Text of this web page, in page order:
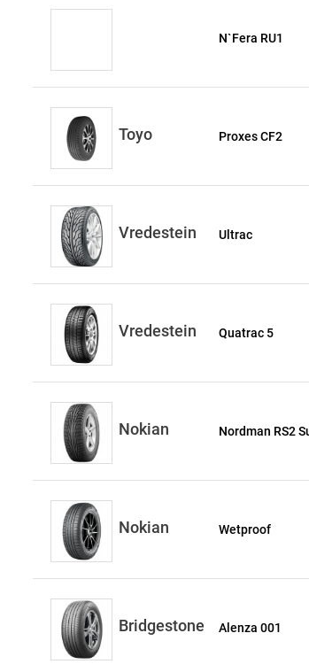
N`Fera RU1
Toyo Proxes CF2
Vredestein Ultrac
Vredestein Quatrac 5
Nokian Nordman RS2
Nokian Wetproof
Bridgestone Alenza 001